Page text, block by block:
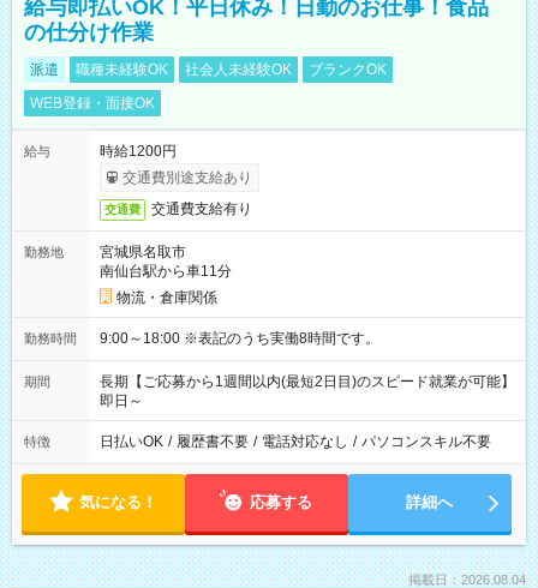
給与即払いOK！平日休み！日勤のお仕事！食品
の仕分け作業
派遣 職種未経験OK 社会人未経験OK
ブランクOK
WEB登録・面接OK
給与
時給1200円
交通費別途支給あり
交通費 交通費支給有り
勤務地
宮城県名取市
南仙台駅から車11分
物流・倉庫関係
勤務時間 9:00～18:00 ※表記のうち実働8時間です。
期間
長期【ご応募から1週間以内(最短2日目)のスピード就業が可能】
即日～
特徴 日払いOK / 履歴書不要 / 電話対応なし / パソコンスキル不要
気になる！ 応募する 詳細へ
掲載日：2026.08.04